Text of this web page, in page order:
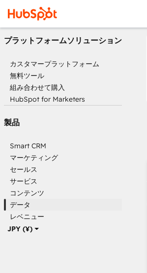
JPY (¥)
プラットフォームソリューション
カスタマープラットフォーム
無料ツール
組み合わせて購入
HubSpot for Marketers
製品
Smart CRM
マーケティング
セールス
サービス
コンテンツ
データ
レベニュー